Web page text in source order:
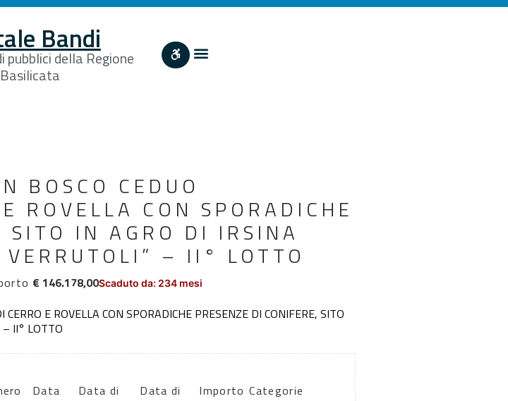
Bandi
pubblici della Regione
Basilicata
BOSCO CEDUO
ROVELLA CON SPORADICHE
SITO IN AGRO DI IRSINA
– II° LOTTO
€ 146.178,00Scaduto da: 234 mesi
E ROVELLA CON SPORADICHE PRESENZE DI CONIFERE, SITO
– II° LOTTO
Data
Data di
Data di
Importo Categorie